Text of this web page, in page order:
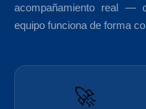
acompañamiento real —
equipo funciona de forma
🚀